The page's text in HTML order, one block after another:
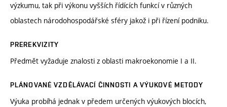
výzkumu, tak při výkonu vyšších řídících funkcí v různých
oblastech národohospodářské sféry jakož i při řízení podniku.
PREREKVIZITY
Předmět vyžaduje znalosti z oblasti makroekonomie I a II.
PLÁNOVANÉ VZDĚLÁVACÍ ČINNOSTI A VÝUKOVÉ METODY
Výuka probíhá jednak v předem určených výukových blocích,